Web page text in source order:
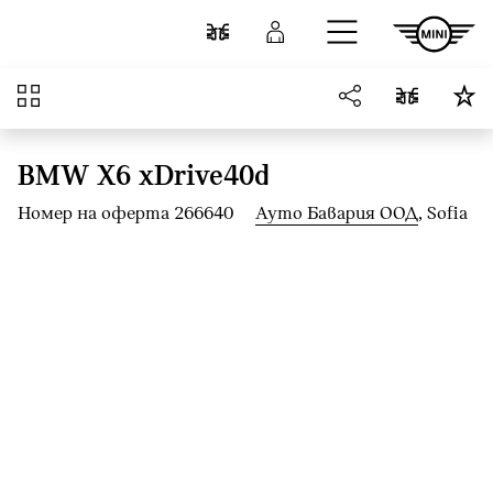
Към основното съдържание
CравнетеВход
Преглед
BMW X6 xDrive40d
Номер на оферта 266640 Ауто Бавария ООД, Sofia